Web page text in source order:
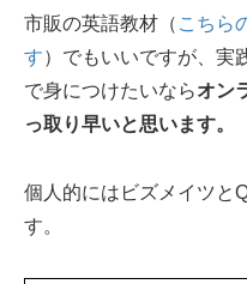
市販の英語教材（ こちら
す）でもいいですが、実
で身につけたいならオン
っ取り早いと思います。
個人的にはビズメイツと
す。